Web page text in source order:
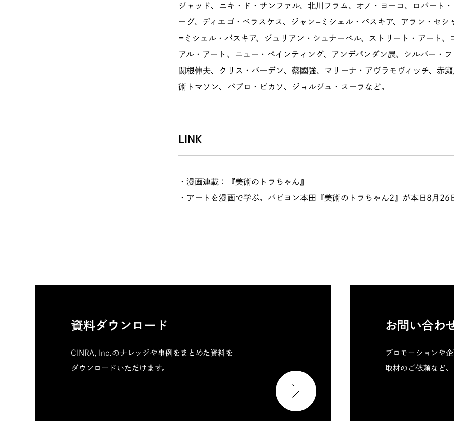
ジャッド、ニキ・ド・サンファル、北川フラム、オノ・ヨーコ、ロバート
ーグ、ディエゴ・ベラスケス、ジャン=ミシェル・バスキア、アラン・セシ
=ミシェル・バスキア、ジュリアン・シュナーベル、ストリート・アート、
アル・アート、ニュー・ペインティング、アンデパンダン展、シルバー・フ
関根伸夫、クリス・バーデン、蔡國強、マリーナ・アヴラモヴィッチ、赤
術トマソン、パブロ・ピカソ、ジョルジュ・スーラなど。
LINK
・ 漫画連載： 『美術のトラちゃん 』
・ アートを漫画で学ぶ。パピヨン本田『美術のトラちゃん2』が本日8月26
資料ダウンロード
CINRA, Inc.のナレッジや事例をまとめた資料を
ダウンロードいただけます。
お問い合わ
プロモーションや企
取材のご依頼など、